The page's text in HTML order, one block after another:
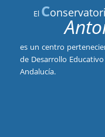
El C
es un centro
de Desarrollo
Andalucía.